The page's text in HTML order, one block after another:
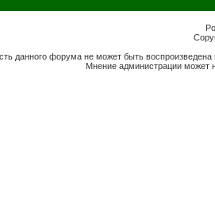
данного форума не может быть
Мнение администрации может